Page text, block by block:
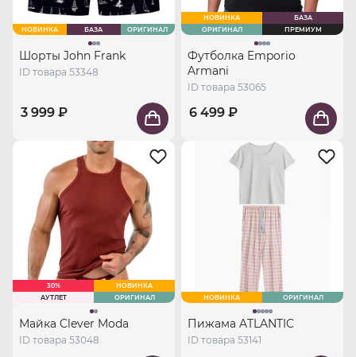
НОВИНКА БАЗА ОРИГИНАЛ
Шорты John Frank
ID товара 53348
3 999 ₽
НОВИНКА
БАЗА
ОРИГИНАЛ
ПРЕМИУМ
Футболка Emporio
Armani
ID товара 53065
6 499 ₽
30%
НОВИНКА
АУТЛЕТ
ОРИГИНАЛ
Майка Clever Moda
ID товара 53048
НОВИНКА ОРИГИНАЛ
Пижама ATLANTIC
ID товара 53141